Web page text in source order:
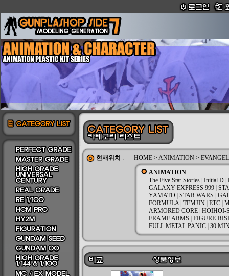
현재위치 : HOME > ANIMATION >
ANIMATION
The Five Star Stories
Initial D
GALAXY EXPRESS 999
YAMATO
STAR WARS
FORMULA
TEMJIN ETC
ARMORED CORE
HOIHOI-
FRAME ARMS
FIGURE-
FULL METAL PANIC
30